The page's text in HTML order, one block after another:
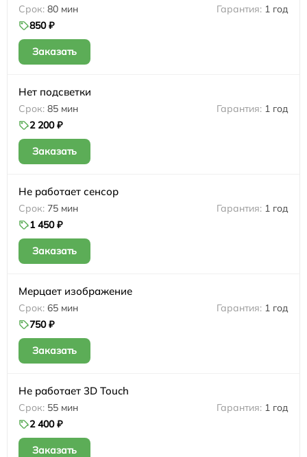
80 мин
1 год
850 ₽
Заказать
Нет подсветки
85 мин
1 год
2 200 ₽
Заказать
Не работает сенсор
75 мин
1 год
1 450 ₽
Заказать
Мерцает изображение
65 мин
1 год
750 ₽
Заказать
Не работает 3D Touch
55 мин
1 год
2 400 ₽
Заказать